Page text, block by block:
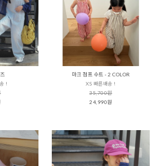
!
마크 점프 수트 - 2 COLOR
XS 빠른배송 !
35,700원
24,990원